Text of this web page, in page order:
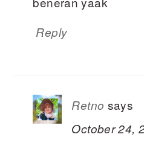
Reply
Retno says
October 24,